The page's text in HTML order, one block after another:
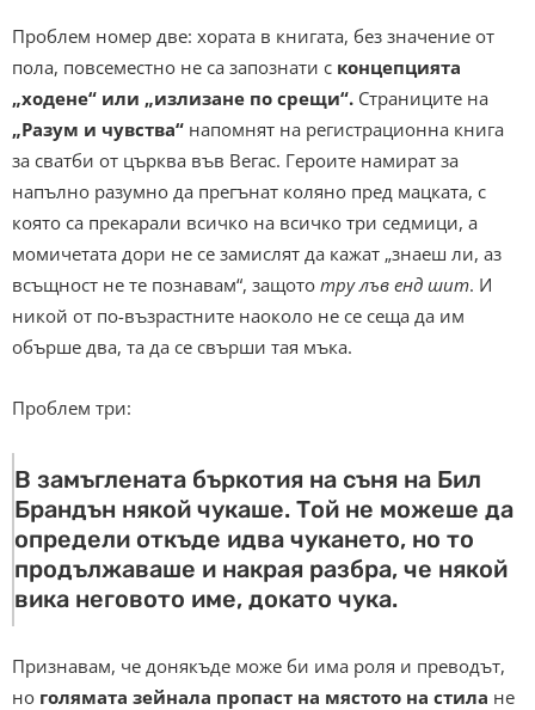
Проблем номер две: хората в книгата, без значение от
пола, повсеместно не са запознати с концепцията
„ходене“ или „излизане по срещи“. Страниците на
„Разум и чувства“ напомнят на регистрационна книга
за сватби от църква във Вегас. Героите намират за
напълно разумно да прегънат коляно пред мацката, с
която са прекарали всичко на всичко три седмици, а
момичетата дори не се замислят да кажат „знаеш ли, аз
всъщност не те познавам“, защото тру лъв енд шит. И
никой от по-възрастните наоколо не се сеща да им
обърше два, та да се свърши тая мъка.
Проблем три:
В замъглената бъркотия на съня на Бил
Брандън някой чукаше. Той не можеше да
определи откъде идва чукането, но то
продължаваше и накрая разбра, че някой
вика неговото име, докато чука.
Признавам, че донякъде може би има роля и преводът,
но голямата зейнала пропаст на мястото на стила не